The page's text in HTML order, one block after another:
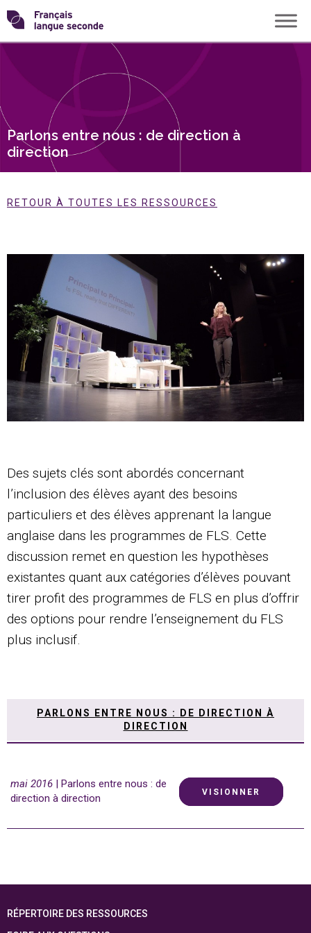
Skip
to
content
Transformons
langue
Parlons entre nous : de direction à
direction
RETOUR À TOUTES LES RESSOURCES
Des sujets clés sont abordés concernant
l’inclusion des élèves ayant des besoins
particuliers et des élèves apprenant la langue
anglaise dans les programmes de FLS. Cette
discussion remet en question les hypothèses
existantes quant aux catégories d’élèves pouvant
tirer profit des programmes de FLS en plus d’offrir
des options pour rendre l’enseignement du FLS
plus inclusif.
PARLONS ENTRE NOUS : DE DIRECTION À
DIRECTION
mai 2016 | Parlons entre nous : de
direction à direction
VISIONNER
RÉPERTOIRE DES RESSOURCES